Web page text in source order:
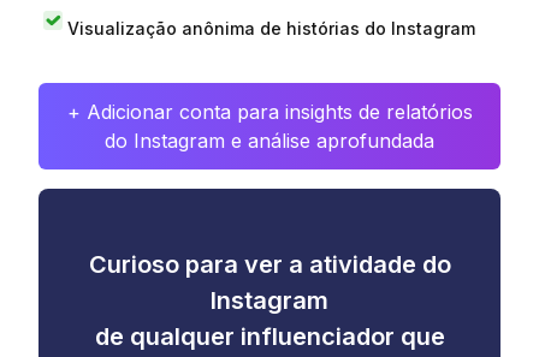
Visualização anônima de histórias do Instagram
+ Adicionar conta para insights de relatórios
do Instagram e análise aprofundada
Curioso para ver a atividade do
Instagram
de qualquer influenciador que